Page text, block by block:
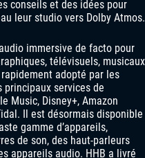
conseils et des idées pour
leur studio vers Dolby Atmos.
immersive de facto pour
télévisuels, musicaux
adopté par les
services de
Music, Disney+, Amazon
Il est désormais disponible
gamme d’appareils,
de son, des haut-parleurs
appareils audio. HHB a livré